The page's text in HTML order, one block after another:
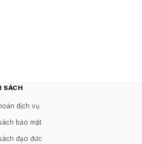
SÁCH
dịch vụ
bảo mật
đạo đức